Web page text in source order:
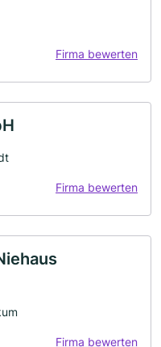
Firma bewerten
Firma bewerten
Firma bewerten